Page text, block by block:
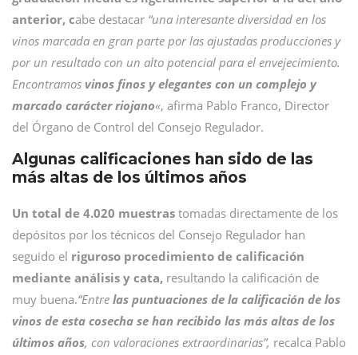
anterior, cabe destacar “una interesante diversidad en los
vinos marcada en gran parte por las ajustadas producciones y
por un resultado con un alto potencial para el envejecimiento.
Encontramos vinos finos y elegantes con un complejo y
marcado carácter riojano«, afirma Pablo Franco, Director
del Órgano de Control del Consejo Regulador.
Algunas calificaciones han sido de las
más altas de los últimos años
Un total de 4.020 muestras tomadas directamente de los
depósitos por los técnicos del Consejo Regulador han
seguido el riguroso procedimiento de calificación
mediante análisis y cata, resultando la calificación de
muy buena.“Entre las puntuaciones de la calificación de los
vinos de esta cosecha se han recibido las más altas de los
últimos años, con valoraciones extraordinarias”, recalca Pablo